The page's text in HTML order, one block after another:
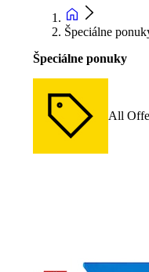
Špeciálne
Špeciálne ponuky
All